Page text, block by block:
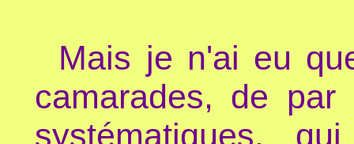
Mais je n'ai eu
camarades, de par
systématiques,